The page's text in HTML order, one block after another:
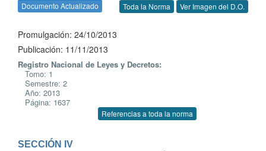
Documento Actualizado Toda la Norma Ver Imagen del D.O.
Promulgación: 24/10/2013
Publicación: 11/11/2013
Registro Nacional de Leyes y Decretos:
Tomo: 1
Semestre: 2
Año: 2013
Página: 1637
Referencias a toda la norma
SECCIÓN IV